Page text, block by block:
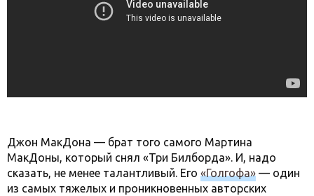
Джон МакДона — брат того самого Мартина
МакДоны, который снял «Три Билборда». И, надо
сказать, не менее талантливый. Его «Голгофа» — один
из самых тяжелых и проникновенных авторских